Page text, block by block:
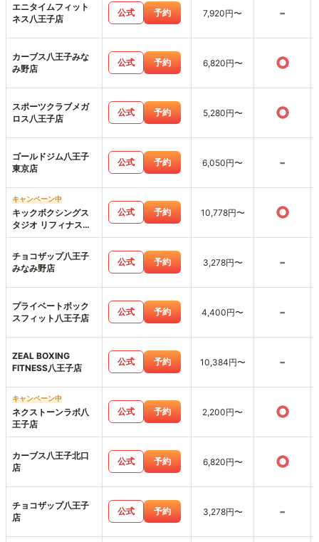
エニタイムフィット
ネス八王子店
公式 予約 7,920円〜 -
カーブス八王子みな
み野店
公式 予約 6,820円〜 ○
スポーツクラブメガ
ロス八王子店
公式 予約 5,280円〜 ○
ゴールドジム八王子
東京店
公式 予約 6,050円〜 -
キャンペーン中
キックボクシングス
タジオ リフィナス八
王子店
公式 予約 10,778円〜 ○
チョコザップ八王子
みなみ野店
公式 予約 3,278円〜 -
プライベートボック
スフィット八王子店
公式 予約 4,400円〜 -
ZEAL BOXING
FITNESS八王子店
公式 予約 10,384円〜 -
キャンペーン中
ネクストーンラボ八
王子店
公式 予約 2,200円〜 ○
カーブス八王子北口
店
公式 予約 6,820円〜 ○
チョコザップ八王子
店
公式 予約 3,278円〜 -